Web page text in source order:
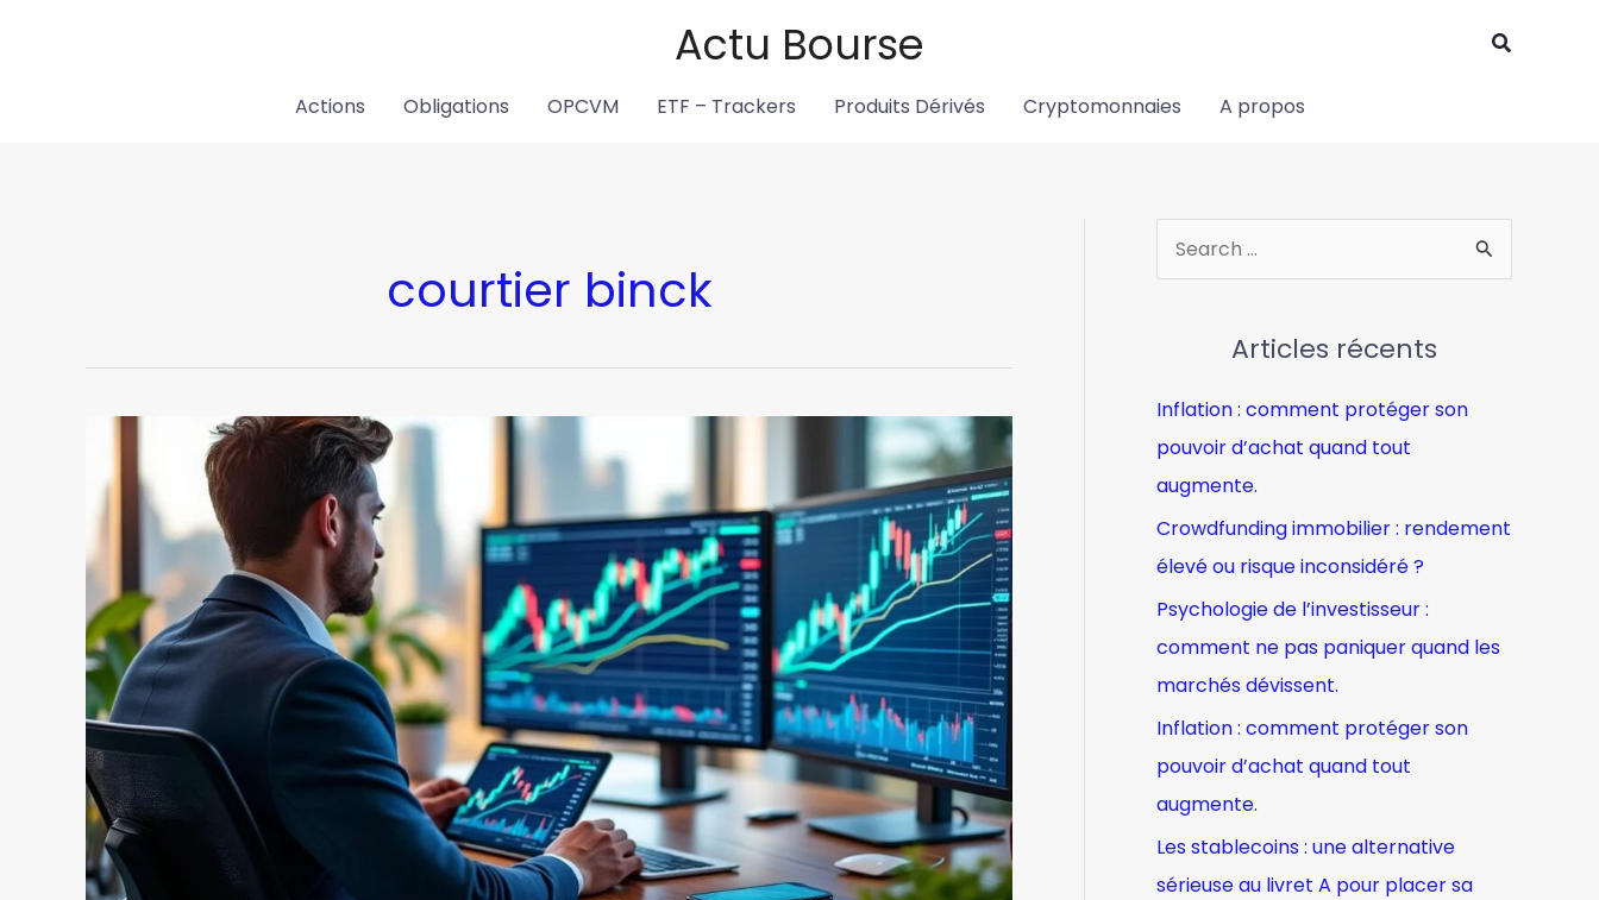
Actu Bourse
Actions Obligations OPCVM ETF – Trackers Produits Dérivés Cryptomonnaies A propos
courtier binck
e
c
e
r
:
Articles récents
Inflation : comment protéger son
pouvoir d’achat quand tout
augmente.
Crowdfunding immobilier : rendement
élevé ou risque inconsidéré ?
Psychologie de l’investisseur :
comment ne pas paniquer quand les
marchés dévissent.
Inflation : comment protéger son
pouvoir d’achat quand tout
augmente.
Les stablecoins : une alternative
sérieuse au livret A pour placer sa